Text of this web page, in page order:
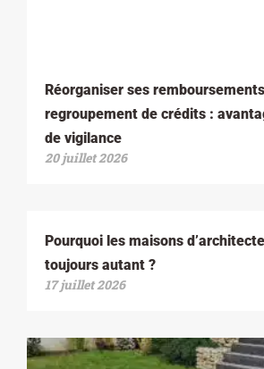
Réorganiser ses
regroupement de crédits :
de vigilance
20 juillet 2026
Pourquoi les maisons
toujours autant ?
17 juillet 2026